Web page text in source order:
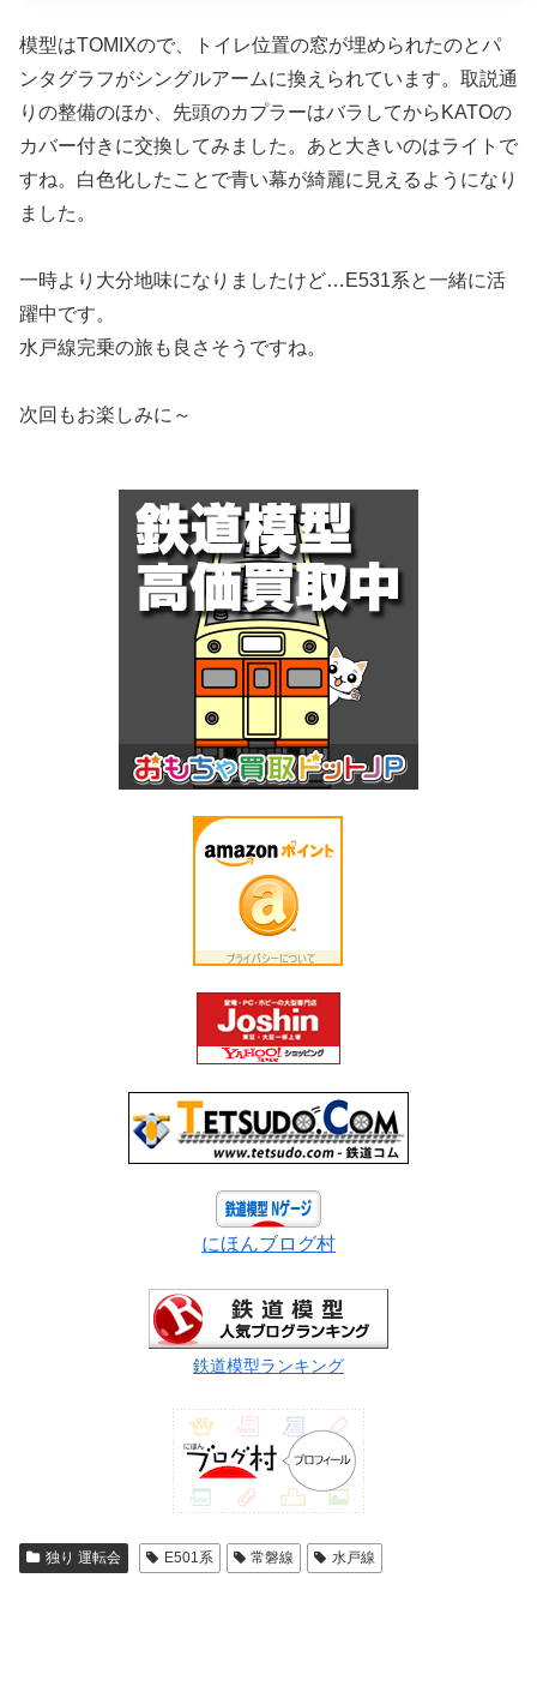
模型はTOMIXので、トイレ位置の窓が埋められたのとパ
ンタグラフがシングルアームに換えられています。取説通
りの整備のほか、先頭のカプラーはバラしてからKATOの
カバー付きに交換してみました。あと大きいのはライトで
すね。白色化したことで青い幕が綺麗に見えるようになり
ました。
一時より大分地味になりましたけど…E531系と一緒に活
躍中です。
水戸線完乗の旅も良さそうですね。
次回もお楽しみに～
にほんブログ村
鉄道模型ランキング
独り 運転会 E501系 常磐線 水戸線